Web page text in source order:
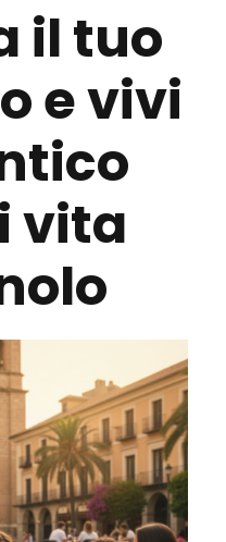
il tuo
e vivi
vita